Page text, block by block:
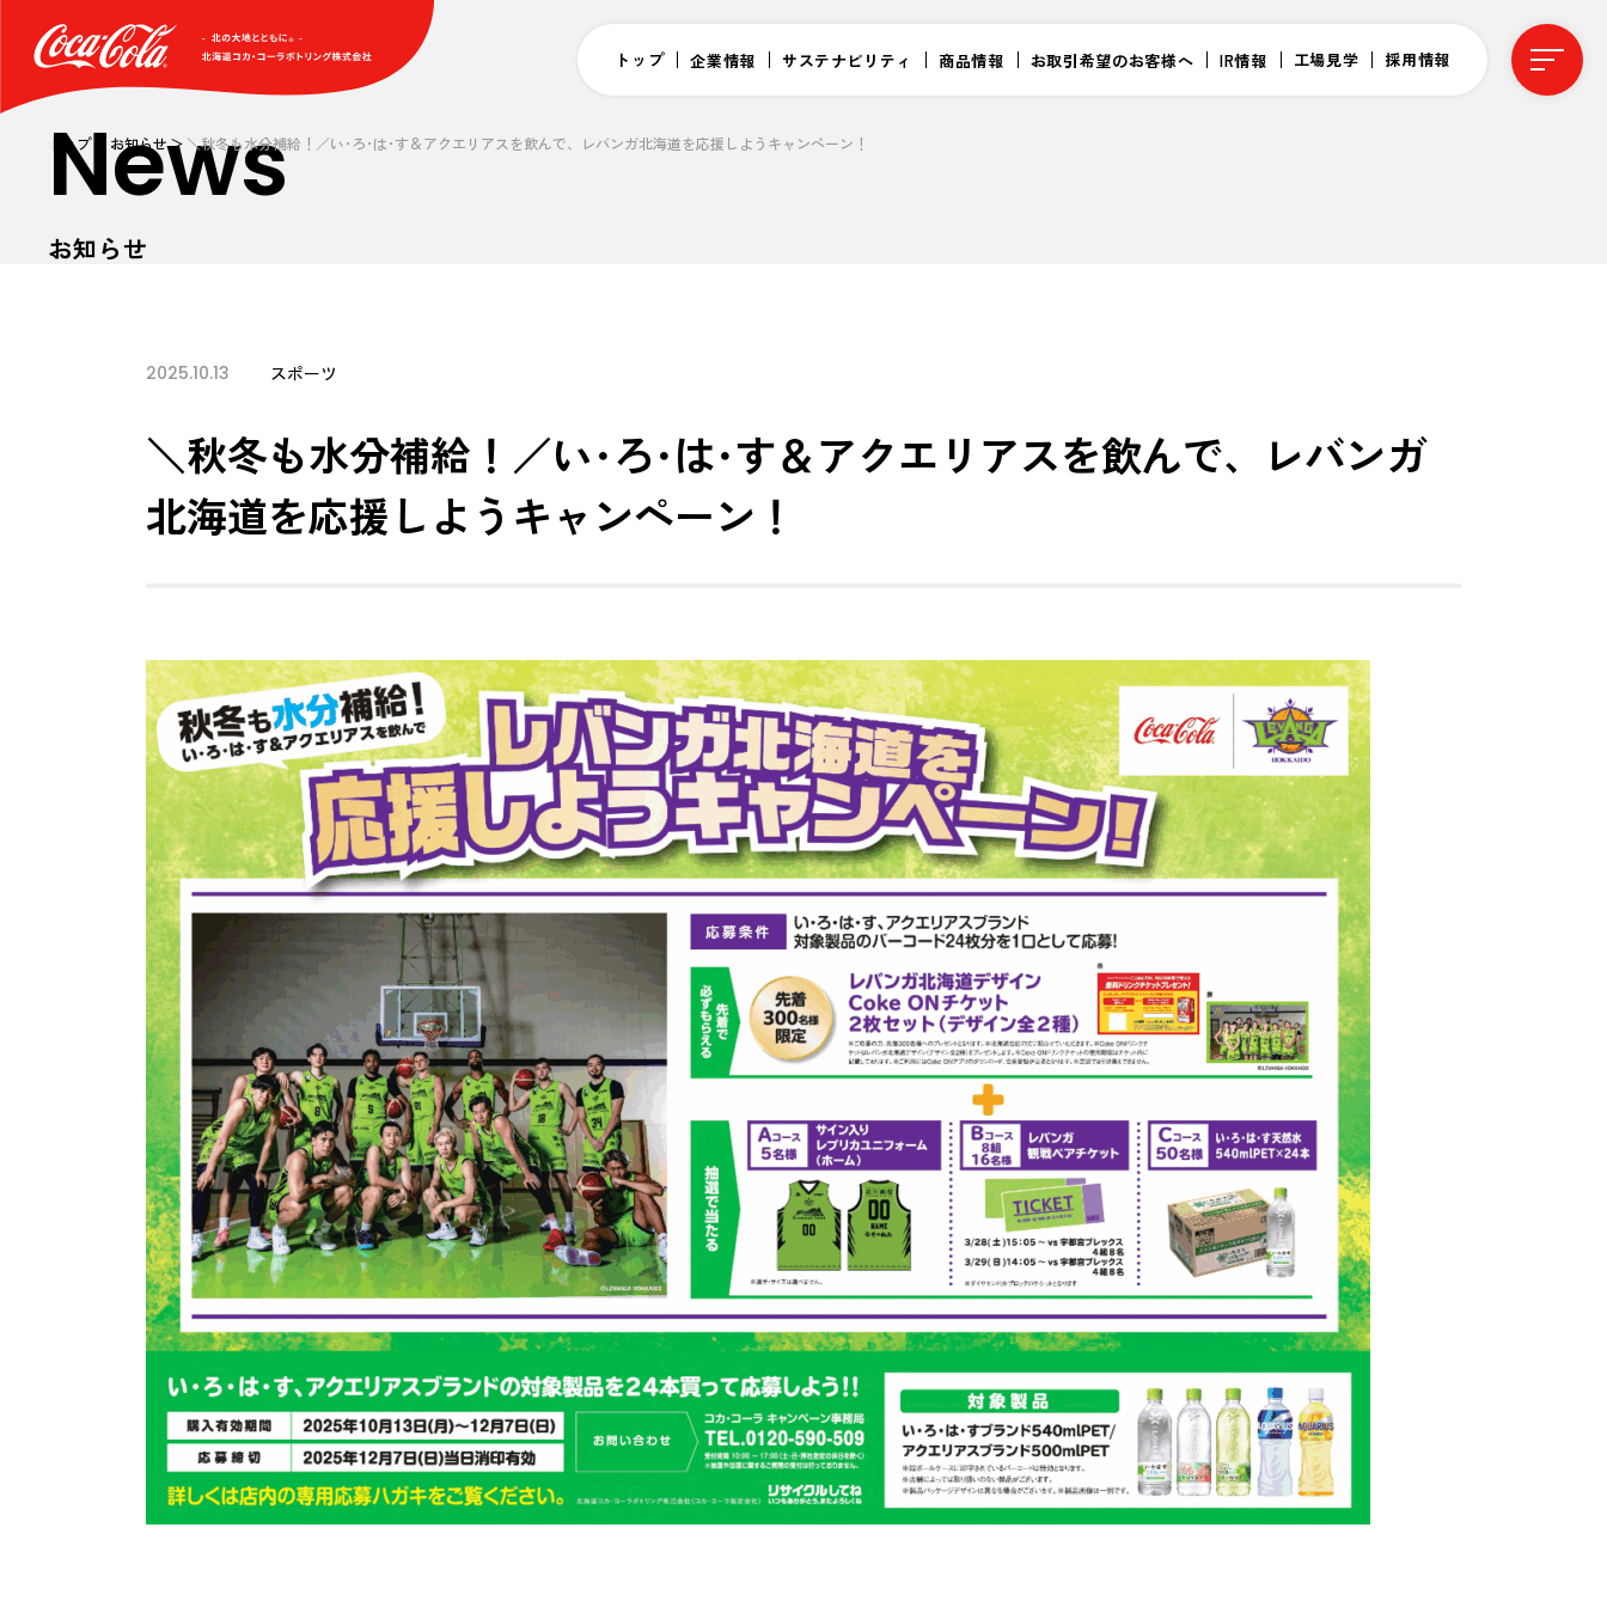
トップ 企業情報 サステナビリティ 商品情報 お取引希望のお客様へ IR情報 工場見学 採用情報
トップ お知らせ ＼秋冬も水分補給！／い･ろ･は･す＆アクエリアスを飲んで、レバンガ北海道を応援しようキャンペーン！
News
お知らせ
2025.10.13 スポーツ
＼秋冬も水分補給！／い･ろ･は･す＆アクエリアスを飲んで、レバンガ
北海道を応援しようキャンペーン！